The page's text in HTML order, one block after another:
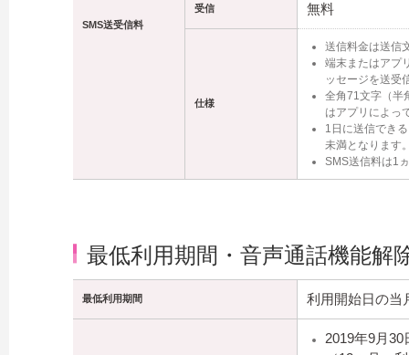
SMS送受信料
受信 無料
仕様
送信料金は送信
端末またはアプ
ッセージを送受
全角71文字（半
はアプリによっ
1日に送信でき
未満となります
SMS送信料は1
最低利用期間・音声通話機能解
最低利用期間 利用開始日の当
2019年9月